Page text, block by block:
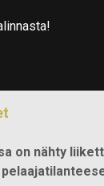
on nähty